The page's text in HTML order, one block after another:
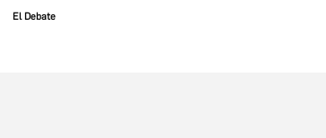
El Debate